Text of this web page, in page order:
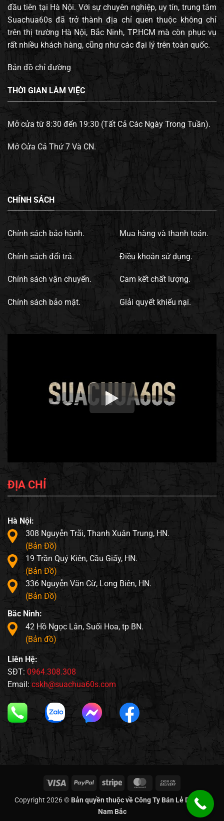
đầu tiên tại Hà Nội. Với sự chuyên nghiệp, uy tín, trung tâm
Suachua60s đã trở thành địa chỉ quen thuộc không chỉ
trên thị trường Hà Nội, Bắc Ninh, TP.HCM mà còn phục vụ
rất nhiều khách hàng, cũng như các đại lý trên toàn quốc.
Bản đồ chỉ đường
THỜI GIAN LÀM VIỆC
Mở cửa từ 8:30 đến 19:30 (Tất Cả Các Ngày Trong Tuần).
Mở Cửa Cả Thứ 7 Và CN.
CHÍNH SÁCH
Chính sách bảo hành.
Chính sách đổi trả.
Chính sách vận chuyển.
Chính sách bảo mật.
Mua hàng và thanh toán.
Điều khoản sử dụng.
Cam kết chất lượng.
Giải quyết khiếu nại.
ĐỊA CHỈ
Hà Nội:
308 Nguyễn Trãi, Thanh Xuân Trung, HN.
(Bản Đồ)
19 Trần Quý Kiên, Cầu Giấy, HN.
(Bản Đồ)
336 Nguyễn Văn Cừ, Long Biên, HN.
(Bản Đồ)
Bắc Ninh:
42 Hồ Ngọc Lân, Suối Hoa, tp BN.
(Bản đồ)
Liên Hệ:
SĐT: 0964.308.308
Email: cskh@suachua60s.com
Visa PayPal Stripe MasterCard
Delivery
Copyright 2026 © Bản quyền thuộc về Công Ty Bán Lẻ Di Động
Nam Bắc